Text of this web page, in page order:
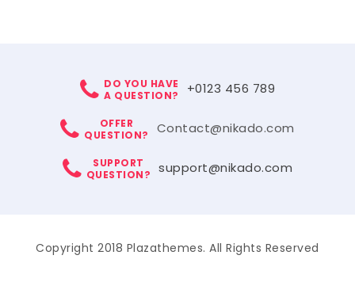
DO YOU HAVE
A QUESTION?
+0123 456 789
OFFER
QUESTION?
Contact@nikado.com
SUPPORT
QUESTION?
support@nikado.com
Copyright 2018 Plazathemes. All Rights Reserved